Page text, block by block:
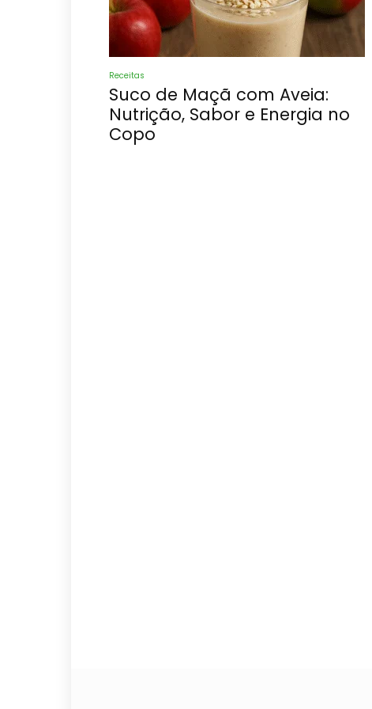
Receitas
Suco de Maçã com Aveia:
Nutrição, Sabor e Energia no
Copo